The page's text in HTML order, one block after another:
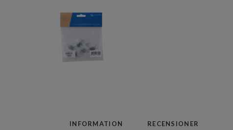
INFORMATION RECENSIONER